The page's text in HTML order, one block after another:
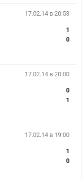
17.02.14 в 20:53
1
0
17.02.14 в 20:00
0
1
17.02.14 в 19:00
1
0